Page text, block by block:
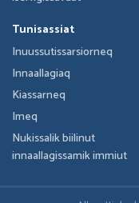
Tunisassiat
Inuussutissarsiorneq
Innaallagiaq
Kiassarneq
Imeq
Nukissalik biilinut
innaallagissamik immiut